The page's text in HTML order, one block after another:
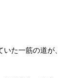
た一筋の道が、